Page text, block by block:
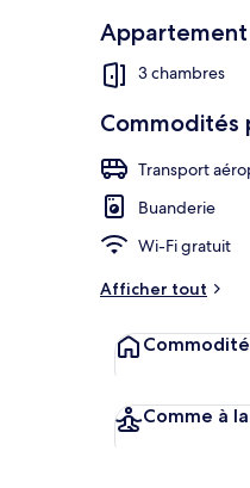
3 chambres
Commodités
Transport
Buanderie
Wi-Fi gratuit
Afficher tout
Comme à